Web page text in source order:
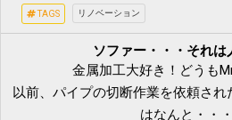
TAGS リノベーション
ソファー・・・それは
金属加工大好き！どうも
以前、パイプの切断作業を依頼さ
はなんと・・